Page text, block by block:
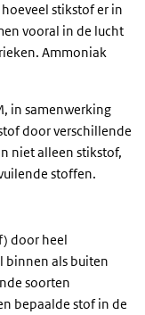
stikstof er in
vooral in de lucht
Ammoniak
in samenwerking
door verschillende
niet alleen stikstof,
stoffen.
door heel
binnen als buiten
soorten
bepaalde stof in de